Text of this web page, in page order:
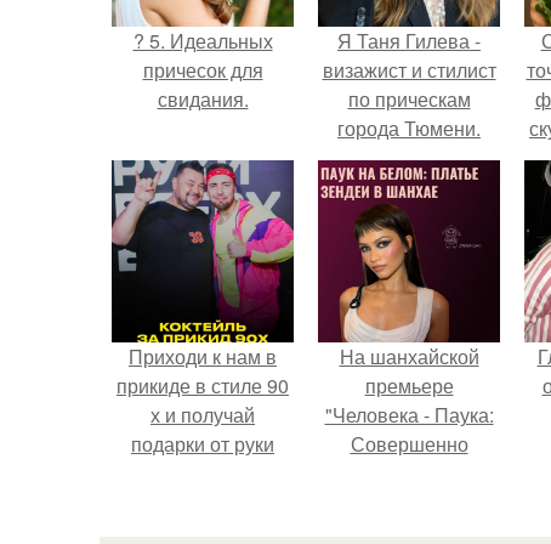
? 5. Идеальных
причесок для
свидания.
Я Таня Гилева -
визажист и стилист
по прическам
города Тюмени.
Приходи к нам в
прикиде в стиле 90
х и получай
подарки от руки
На шанхайской
премьере
"Человека - Паука:
Совершенно
просто очередной